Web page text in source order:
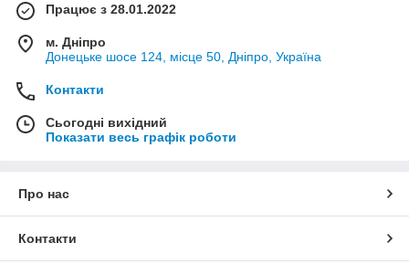
Працює з 28.01.2022
м. Дніпро
Донецьке шосе 124, місце 50, Дніпро, Україна
Контакти
Сьогодні вихідний
Показати весь графік роботи
Про нас
Контакти